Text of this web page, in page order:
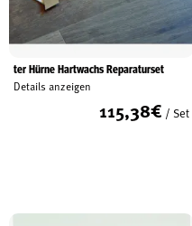
ter Hürne Hartwachs Reparaturset
Details anzeigen
115,38€ / Set